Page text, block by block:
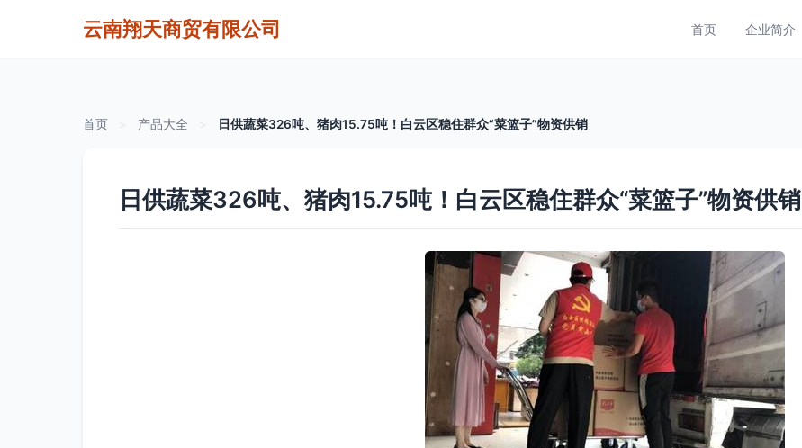
云南翔天商贸有限公司 首页 企业简介
首页 产品大全 日供蔬菜326吨、猪肉15.75吨！白云区稳住群众“菜篮子”物资供销
日供蔬菜326吨、猪肉15.75吨！白云区稳住群众“菜篮子”物资供销